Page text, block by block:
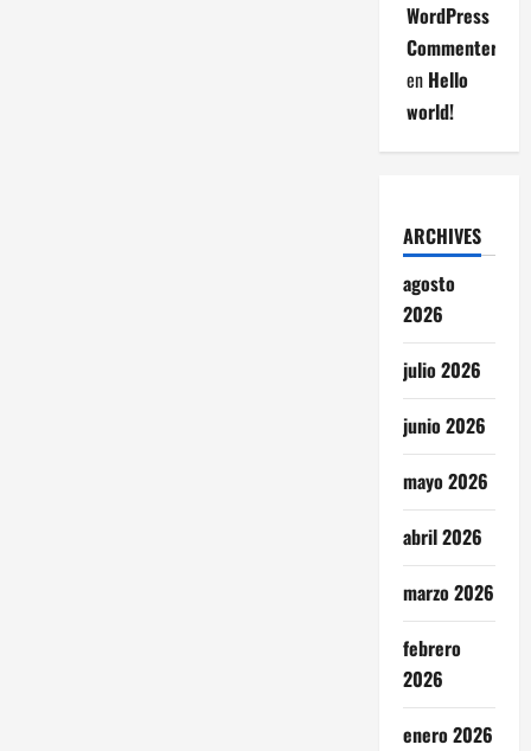
WordPress
Commenter
en Hello
world!
ARCHIVES
agosto
2026
julio 2026
junio 2026
mayo 2026
abril 2026
marzo 2026
febrero
2026
enero 2026